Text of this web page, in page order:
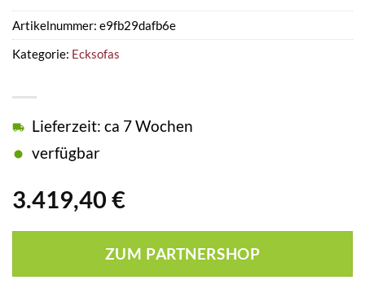
3.419,40 €
Lieferzeit: ca 7 Wochen
verfügbar
ZUM PARTNERSHOP
Artikelnummer: e9fb29dafb6e
Kategorie: Ecksofas